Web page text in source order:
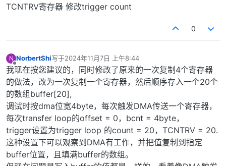
TCNTRV寄存器 修改trigger count
0
N
离线
NorbertShi写于2024年11月7日 上午8:44
最后由 编辑
我现在按您建议的，同时修改了原来的一次复制4个寄存器
的做法，改为一次复制一个寄存器，然后顺序存入一个20个
的数组buffer[20],
调试时按dma位宽4byte，每次触发DMA传送一个寄存器，
每次transfer loop的offset = 0，bcnt = 4byte，
trigger设置为trigger loop 的count = 20，TCNTRV = 20.
这种设置下可以观察到DMA有工作，并把值复制到指定
buffer位置，且填满buffer的数组。